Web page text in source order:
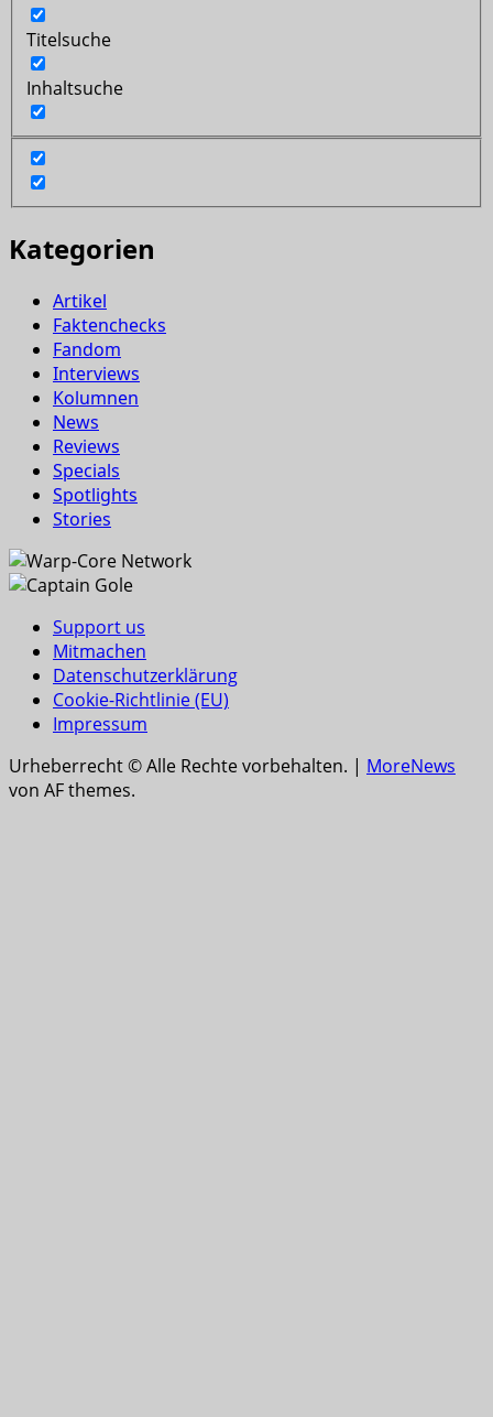
Titelsuche
Inhaltsuche
Kategorien
Artikel
Faktenchecks
Fandom
Interviews
Kolumnen
News
Reviews
Specials
Spotlights
Stories
Support us
Mitmachen
Datenschutzerklärung
Cookie-Richtlinie (EU)
Impressum
Urheberrecht © Alle Rechte vorbehalten. | MoreNews
von AF themes.